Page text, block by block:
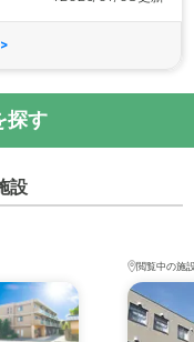
探す
設
閲覧中の施